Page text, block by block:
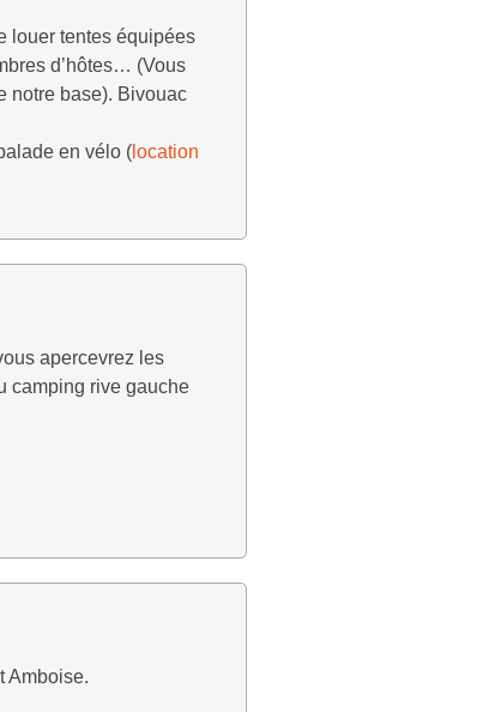
louer tentes équipées
d’hôtes… (Vous
notre base). Bivouac
en vélo (location
apercevrez les
camping rive gauche
Amboise.